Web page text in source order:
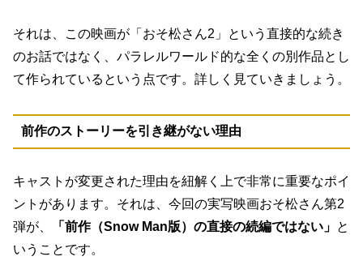
それは、この映画が「おそ松さん2」という直接的な続き
のお話ではなく、パラレルワールド的な全くの別作品とし
て作られているという点です。詳しく見ていきましょう。
前作のストーリーを引き継がない理由
キャストが変更された理由を紐解く上で非常に重要なポイ
ントがあります。それは、今回の実写映画おそ松さん第2
弾が、
「前作（Snow Man版）の直接の続編ではない」 と
いうことです。